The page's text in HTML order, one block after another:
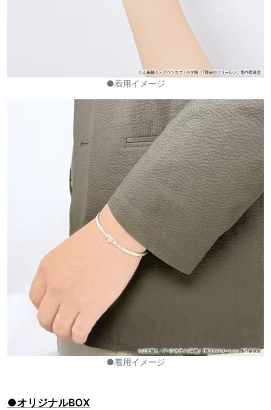
●着用イメージ
●着用イメージ
●オリジナルBOX